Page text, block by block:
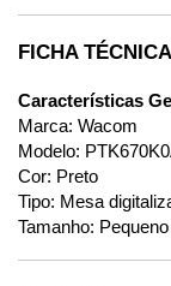
FICHA TÉCNICA
Características
Marca: Wacom
Modelo:
Cor: Preto
Tipo: Mesa
Tamanho: